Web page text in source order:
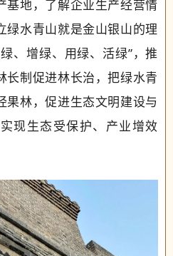
基地，了解企业生产经营情
绿水青山就是金山银山的理
、增绿、用绿、活绿”，推
长制促进林长治，把绿水青
果林，促进生态文明建设与
现生态受保护、产业增效